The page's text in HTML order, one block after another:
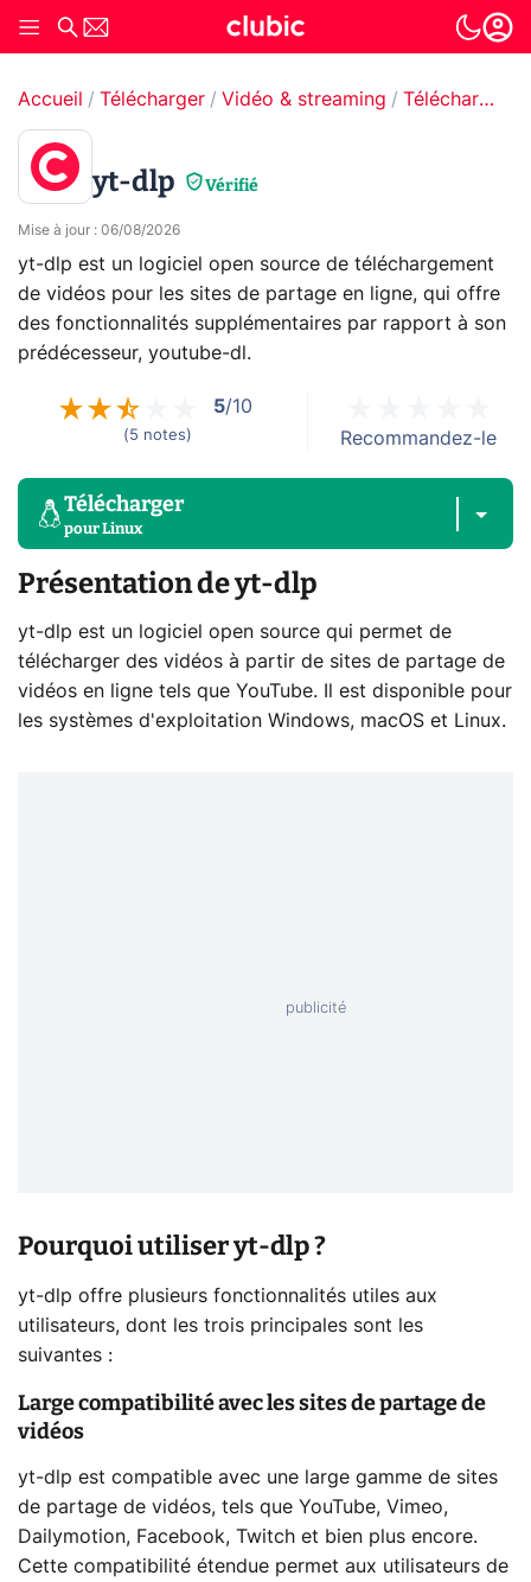
Accueil Télécharger Vidéo & streaming Téléchargement de vidéo en ligne
yt-dlp Vérifié
Mise à jour : 06/08/2026
yt-dlp est un logiciel open source de téléchargement
de vidéos pour les sites de partage en ligne, qui offre
des fonctionnalités supplémentaires par rapport à son
prédécesseur, youtube-dl.
5/10
(5 notes) Recommandez-le
Télécharger
pourLinux
Présentation de yt-dlp
yt-dlp est un logiciel open source qui permet de
télécharger des vidéos à partir de sites de partage de
vidéos en ligne tels que YouTube. Il est disponible pour
les systèmes d'exploitation Windows, macOS et Linux.
Pourquoi utiliser yt-dlp ?
yt-dlp offre plusieurs fonctionnalités utiles aux
utilisateurs, dont les trois principales sont les
suivantes :
Large compatibilité avec les sites de partage de
vidéos
yt-dlp est compatible avec une large gamme de sites
de partage de vidéos, tels que YouTube, Vimeo,
Dailymotion, Facebook, Twitch et bien plus encore.
Cette compatibilité étendue permet aux utilisateurs de